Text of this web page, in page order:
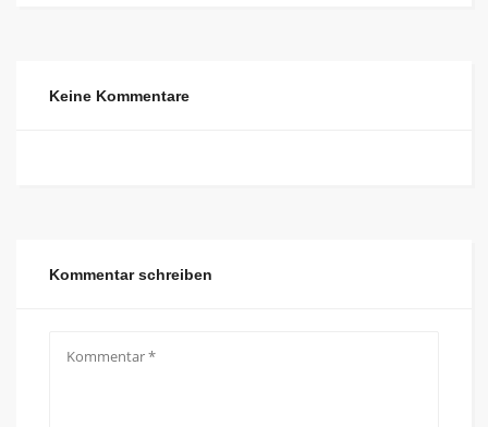
Keine Kommentare
Kommentar schreiben